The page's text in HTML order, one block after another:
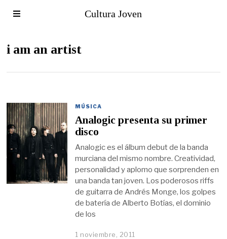
Cultura Joven
i am an artist
MÚSICA
Analogic presenta su primer
disco
Analogic es el álbum debut de la banda
murciana del mismo nombre. Creatividad,
personalidad y aplomo que sorprenden en
una banda tan joven. Los poderosos riffs
de guitarra de Andrés Monge, los golpes
de batería de Alberto Botías, el dominio
de los
1 noviembre, 2011